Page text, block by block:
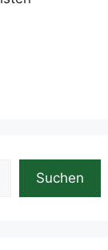
Suchen